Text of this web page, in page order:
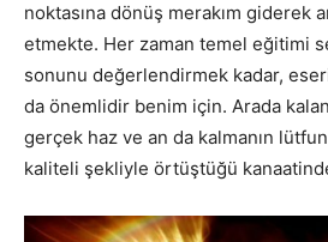
noktasına dönüş merakım giderek
etmekte. Her zaman temel eğitimi
sonunu değerlendirmek kadar,
da önemlidir benim için. Arada
gerçek haz ve an da kalmanın
kaliteli şekliyle örtüştüğü